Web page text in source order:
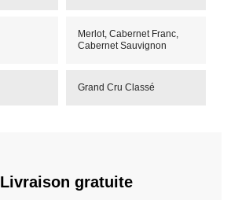
Merlot, Cabernet Franc,
Cabernet Sauvignon
Grand Cru Classé
Livraison gratuite